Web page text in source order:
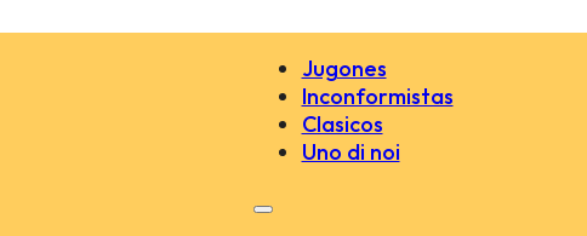
Jugones
Inconformistas
Clasicos
Uno di noi